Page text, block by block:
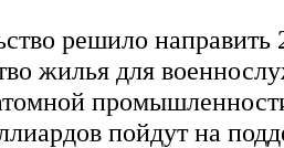
решило
жилья для
пойдут на